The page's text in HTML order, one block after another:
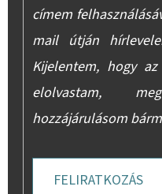
címem
mail útján
Kijelentem, hogy
elolvastam,
hozzájárulásom
FELIRATKOZÁS